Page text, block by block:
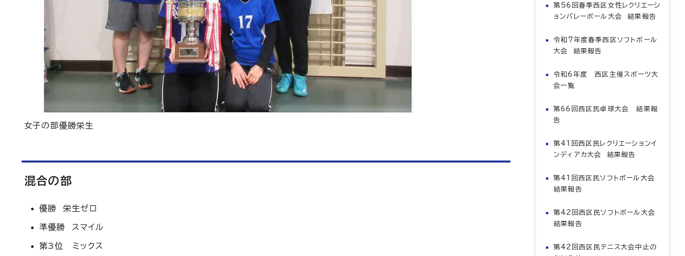
女子の部優勝栄生
混合の部
優勝 栄生ゼロ
準優勝 スマイル
第3位 ミックス
第56回春季西区女性レクリエーシ
ョンバレーボール大会 結果報告
令和7年度春季西区ソフトボール
大会 結果報告
令和6年度 西区主催スポーツ大
会一覧
第66回西区民卓球大会 結果報
告
第41回西区民レクリエーションイ
ンディアカ大会 結果報告
第41回西区民ソフトボール大会
結果報告
第42回西区民ソフトボール大会
結果報告
第42回西区民テニス大会中止の